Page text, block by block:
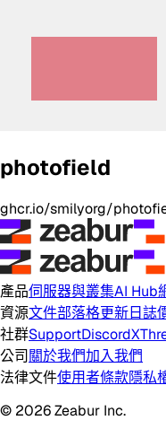
photofield
ghcr.io/smilyorg/
產品伺服器與叢集AI Hub
資源文件部落格更新日誌
社群SupportDiscordX
公司關於我們加入我們
法律文件使用者條款隱私
© 2026 Zeabur Inc.